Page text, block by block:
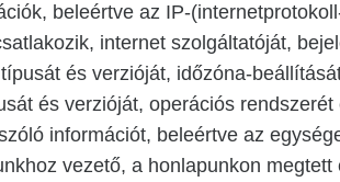
beleértve az IP-
internet szolgáltatóját,
és verzióját, időzóna-
és verzióját, operációs rendszerét
információt, beleértve az
vezető, a honlapunkon